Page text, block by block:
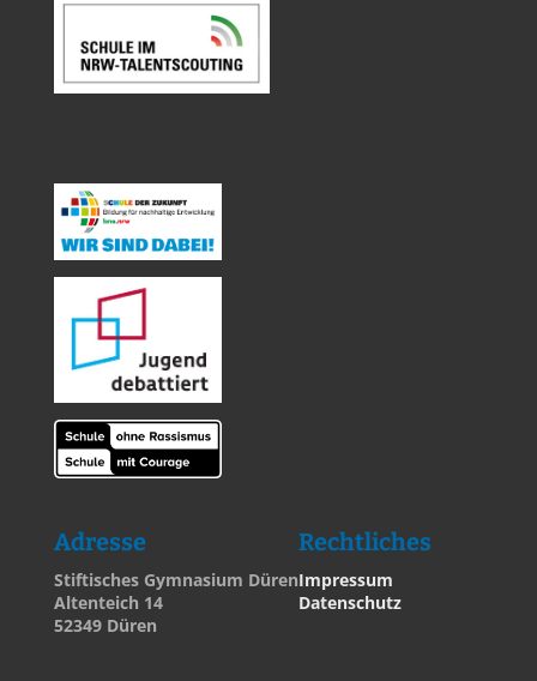
Adresse
Stiftisches Gymnasium Düren
Altenteich 14
52349 Düren
Rechtliches
Impressum
Datenschutz